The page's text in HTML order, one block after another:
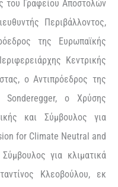
του Γραφείου Αποστολών
Περιβάλλοντος,
της Ευρωπαϊκής
Κεντρικής
ο Αντιπρόεδρος της
Sonderegger, ο Χρύσης
και Σύμβουλος για
for Climate Neutral and
για κλιματικά
Κλεοβούλου, εκ